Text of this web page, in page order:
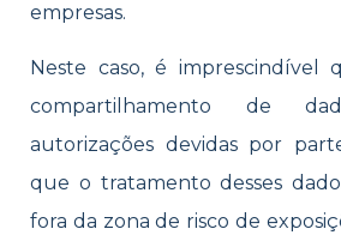
empresas.
Neste caso, é imprescindível
compartilhamento de
autorizações devidas por
que o tratamento desses
fora da zona de risco de